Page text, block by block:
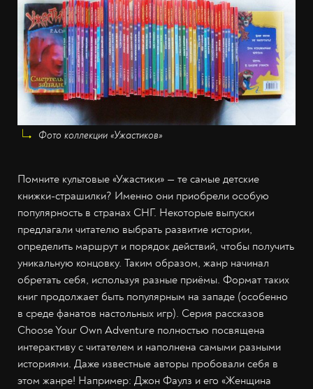
Фото коллекции «Ужастиков»
Помните культовые «Ужастики» — те самые детские
книжки-страшилки? Именно они приобрели особую
популярность в странах СНГ. Некоторые выпуски
предлагали читателю выбрать развитие истории,
определить маршрут и порядок действий, чтобы получить
уникальную концовку. Таким образом, жанр начинал
обретать себя, используя разные приёмы. Формат таких
книг продолжает быть популярным на западе (особенно
в среде фанатов настольных игр). Серия рассказов
Choose Your Own Adventure полностью посвящена
интерактиву с читателем и наполнена самыми разными
историями. Даже известные авторы пробовали себя в
этом жанре! Например: Джон Фаулз и его «Женщина